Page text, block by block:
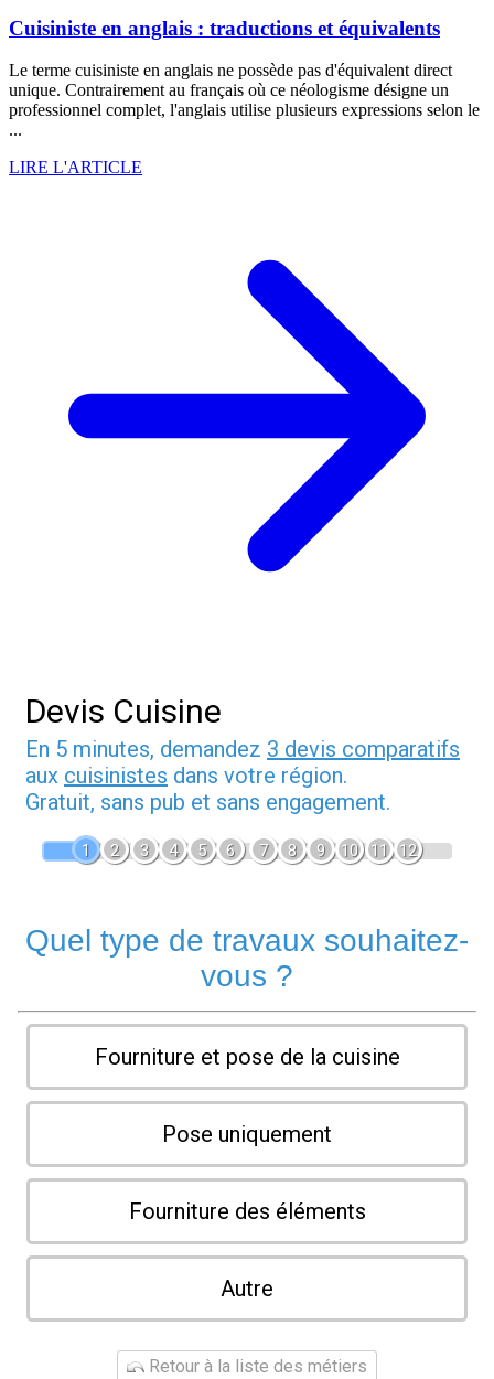
Cuisiniste en anglais : traductions et équivalents
Le terme cuisiniste en anglais ne possède pas d'équivalent direct
unique. Contrairement au français où ce néologisme désigne un
professionnel complet, l'anglais utilise plusieurs expressions selon le
...
LIRE L'ARTICLE
Devis Cuisine
En 5 minutes, demandez 3 devis comparatifs
aux cuisinistes dans votre région.
Gratuit, sans pub et sans engagement.
1 2 3 4 5 6 7 8 9 10 11 12
Quel type de travaux souhaitez-
vous ?
Fourniture et pose de la cuisine
Pose uniquement
Fourniture des éléments
Autre
Retour à la liste des métiers